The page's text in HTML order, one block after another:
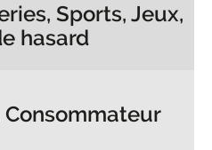
Sports, Jeux,
hasard